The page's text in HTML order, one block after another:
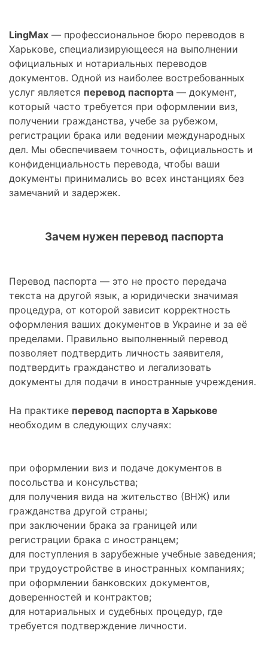
LingMax — профессиональное бюро переводов в
Харькове, специализирующееся на выполнении
официальных и нотариальных переводов
документов. Одной из наиболее востребованных
услуг является перевод паспорта — документ,
который часто требуется при оформлении виз,
получении гражданства, учебе за рубежом,
регистрации брака или ведении международных
дел. Мы обеспечиваем точность, официальность и
конфиденциальность перевода, чтобы ваши
документы принимались во всех инстанциях без
замечаний и задержек.
Зачем нужен перевод паспорта
Перевод паспорта — это не просто передача
текста на другой язык, а юридически значимая
процедура, от которой зависит корректность
оформления ваших документов в Украине и за её
пределами. Правильно выполненный перевод
позволяет подтвердить личность заявителя,
подтвердить гражданство и легализовать
документы для подачи в иностранные учреждения.
На практике перевод паспорта в Харькове
необходим в следующих случаях:
при оформлении виз и подаче документов в
посольства и консульства;
для получения вида на жительство (ВНЖ) или
гражданства другой страны;
при заключении брака за границей или
регистрации брака с иностранцем;
для поступления в зарубежные учебные заведения;
при трудоустройстве в иностранных компаниях;
при оформлении банковских документов,
доверенностей и контрактов;
для нотариальных и судебных процедур, где
требуется подтверждение личности.